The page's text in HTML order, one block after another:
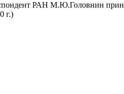
РАН М.Ю.Головнин
г.)